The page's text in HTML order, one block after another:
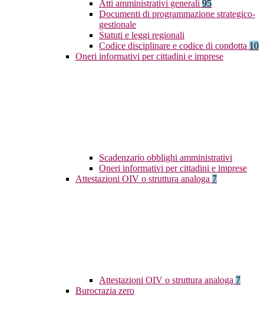
Atti amministrativi generali 95
Documenti di programmazione strategico-
gestionale
Statuti e leggi regionali
Codice disciplinare e codice di condotta 10
Oneri informativi per cittadini e imprese
Scadenzario obblighi amministrativi
Oneri informativi per cittadini e imprese
Attestazioni OIV o struttura analoga 7
Attestazioni OIV o struttura analoga 7
Burocrazia zero